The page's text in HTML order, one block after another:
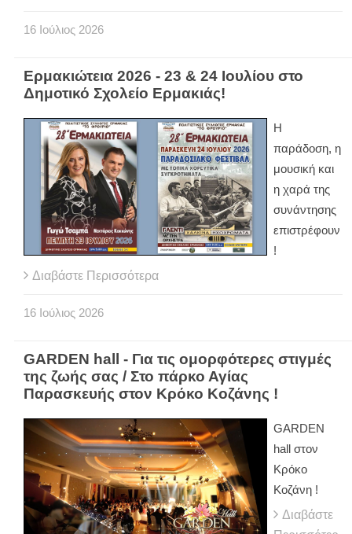
16 Ιούλιος 2026
Ερμακιώτεια 2026 - 23 & 24 Ιουλίου στο
Δημοτικό Σχολείο Ερμακιάς!
Η
παράδοση, η
μουσική και
η χαρά της
συνάντησης
επιστρέφουν
!
Διαβάστε Περισσότερα
16 Ιούλιος 2026
GARDEN hall - Για τις ομορφότερες στιγμές
της ζωής σας / Στο πάρκο Αγίας
Παρασκευής στον Κρόκο Κοζάνης !
GARDEN
hall στον
Κρόκο
Κοζάνη !
Διαβάστε